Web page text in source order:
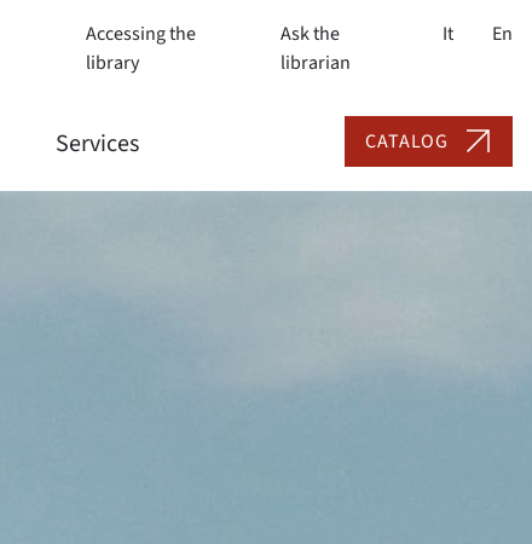
Accessing the
library
Ask the
librarian
It En
Services CATALOG